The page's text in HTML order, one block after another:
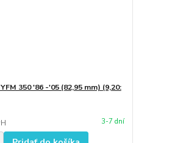
350 '86 -'05 (82,95 mm) (9,20:
3-7 dní